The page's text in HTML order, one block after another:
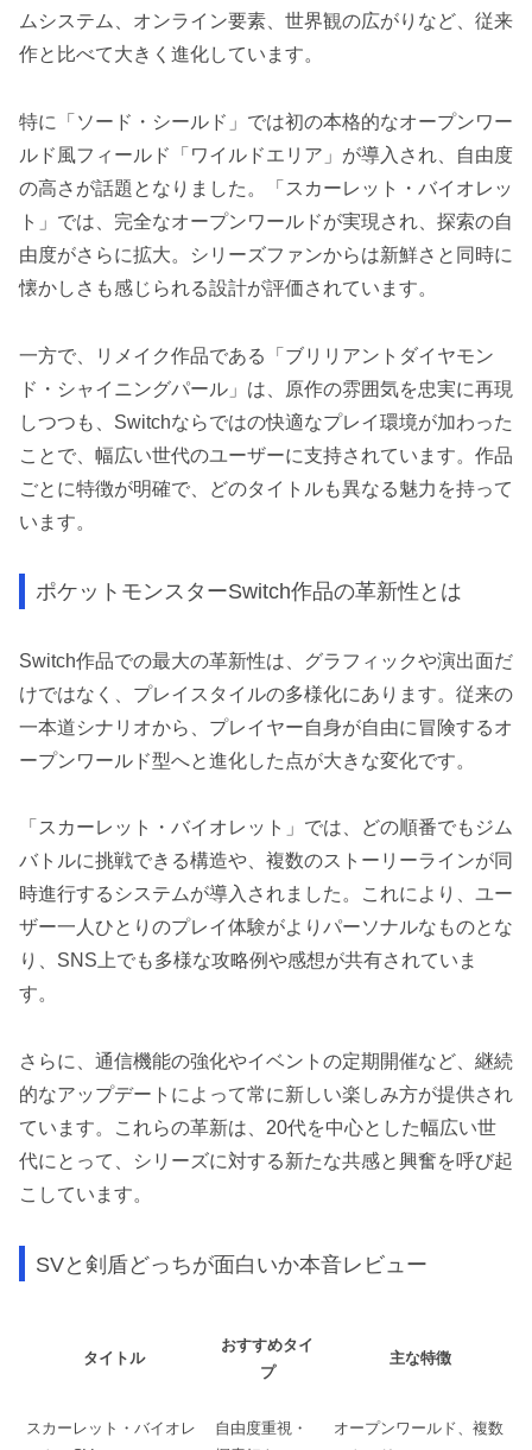
ムシステム、オンライン要素、世界観の広がりなど、従来
作と比べて大きく進化しています。
特に「ソード・シールド」では初の本格的なオープンワー
ルド風フィールド「ワイルドエリア」が導入され、自由度
の高さが話題となりました。「スカーレット・バイオレッ
ト」では、完全なオープンワールドが実現され、探索の自
由度がさらに拡大。シリーズファンからは新鮮さと同時に
懐かしさも感じられる設計が評価されています。
一方で、リメイク作品である「ブリリアントダイヤモン
ド・シャイニングパール」は、原作の雰囲気を忠実に再現
しつつも、Switchならではの快適なプレイ環境が加わった
ことで、幅広い世代のユーザーに支持されています。作品
ごとに特徴が明確で、どのタイトルも異なる魅力を持って
います。
ポケットモンスターSwitch作品の革新性とは
Switch作品での最大の革新性は、グラフィックや演出面だ
けではなく、プレイスタイルの多様化にあります。従来の
一本道シナリオから、プレイヤー自身が自由に冒険するオ
ープンワールド型へと進化した点が大きな変化です。
「スカーレット・バイオレット」では、どの順番でもジム
バトルに挑戦できる構造や、複数のストーリーラインが同
時進行するシステムが導入されました。これにより、ユー
ザー一人ひとりのプレイ体験がよりパーソナルなものとな
り、SNS上でも多様な攻略例や感想が共有されていま
す。
さらに、通信機能の強化やイベントの定期開催など、継続
的なアップデートによって常に新しい楽しみ方が提供され
ています。これらの革新は、20代を中心とした幅広い世
代にとって、シリーズに対する新たな共感と興奮を呼び起
こしています。
SVと剣盾どっちが面白いか本音レビュー
タイトル
おすすめタイ
プ
主な特徴
スカーレット・バイオレ
自由度重視・
オープンワールド、複数